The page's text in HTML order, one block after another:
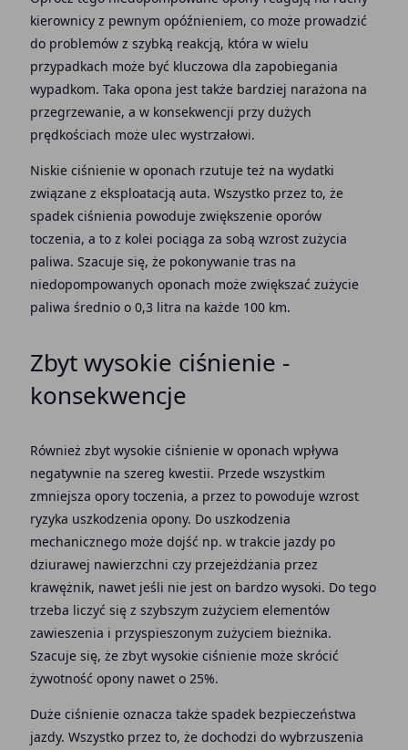
kierownicy z pewnym opóźnieniem, co może prowadzić
do problemów z szybką reakcją, która w wielu
przypadkach może być kluczowa dla zapobiegania
wypadkom. Taka opona jest także bardziej narażona na
przegrzewanie, a w konsekwencji przy dużych
prędkościach może ulec wystrzałowi.
Niskie ciśnienie w oponach rzutuje też na wydatki
związane z eksploatacją auta. Wszystko przez to, że
spadek ciśnienia powoduje zwiększenie oporów
toczenia, a to z kolei pociąga za sobą wzrost zużycia
paliwa. Szacuje się, że pokonywanie tras na
niedopompowanych oponach może zwiększać zużycie
paliwa średnio o 0,3 litra na każde 100 km.
Zbyt wysokie ciśnienie -
konsekwencje
Również zbyt wysokie ciśnienie w oponach wpływa
negatywnie na szereg kwestii. Przede wszystkim
zmniejsza opory toczenia, a przez to powoduje wzrost
ryzyka uszkodzenia opony. Do uszkodzenia
mechanicznego może dojść np. w trakcie jazdy po
dziurawej nawierzchni czy przejeżdżania przez
krawężnik, nawet jeśli nie jest on bardzo wysoki. Do tego
trzeba liczyć się z szybszym zużyciem elementów
zawieszenia i przyspieszonym zużyciem bieżnika.
Szacuje się, że zbyt wysokie ciśnienie może skrócić
żywotność opony nawet o 25%.
Duże ciśnienie oznacza także spadek bezpieczeństwa
jazdy. Wszystko przez to, że dochodzi do wybrzuszenia